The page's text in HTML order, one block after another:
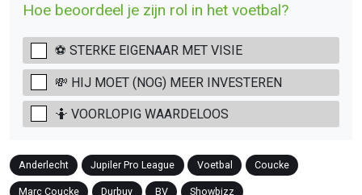
Hoe beoordeel je zijn rol in het voetbal?
⚽ STERKE EIGENAAR MET VISIE
💸 HIJ MOET (NOG) MEER INVESTEREN
🤷 VOORLOPIG WAARDELOOS
Anderlecht Jupiler Pro League Voetbal Coucke
Marc Coucke Durbuy BV Showbizz